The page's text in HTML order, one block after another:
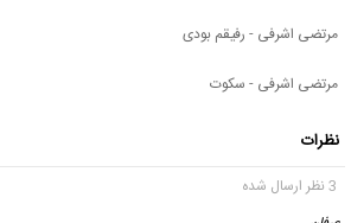
مرتضی اشرفی - رفیقم بودی
مرتضی اشرفی - سکوت
نظرات
3 نظر ارسال شده